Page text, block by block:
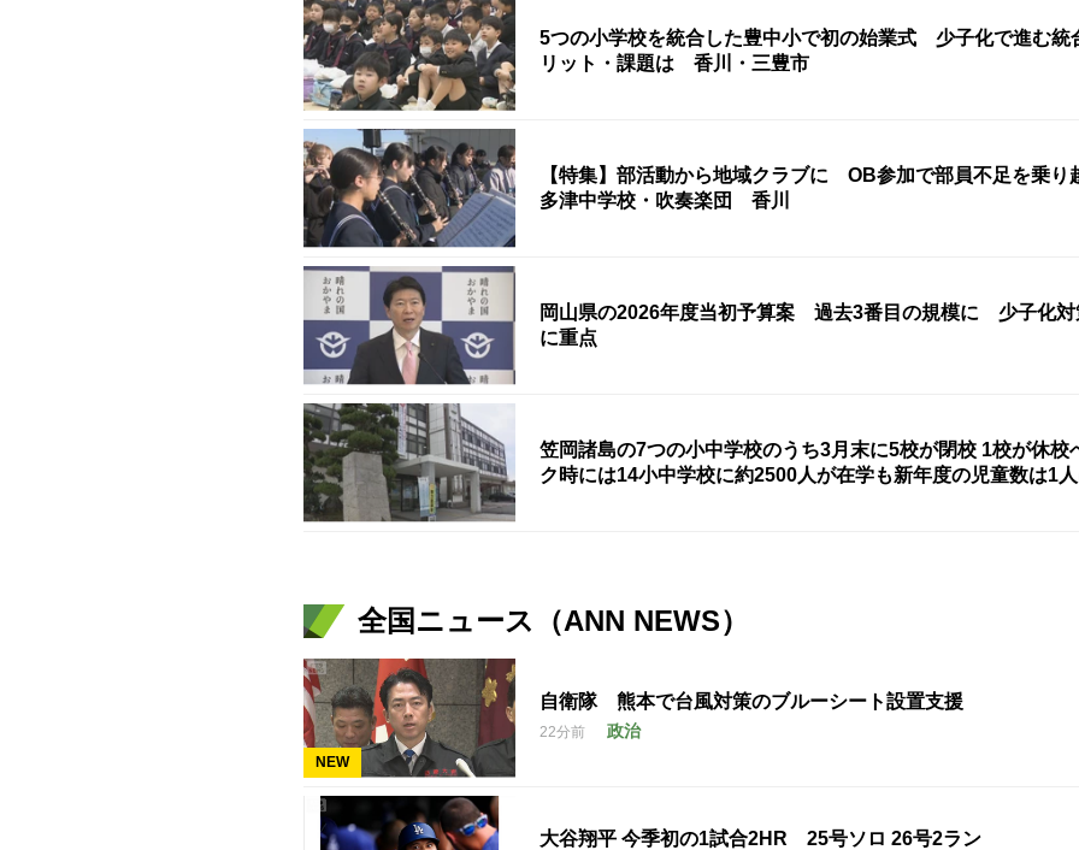
5つの小学校を統合した豊中小で初の始業式 少子化で進む
リット・課題は 香川・三豊市
【特集】部活動から地域クラブに OB参加で部員不足を乗り
多津中学校・吹奏楽団 香川
岡山県の2026年度当初予算案 過去3番目の規模に 少子化対
に重点
笠岡諸島の7つの小中学校のうち3月末に5校が閉校 1校が休
ク時には14小中学校に約2500人が在学も新年度の児童数は1
全国ニュース（ANN NEWS）
NEW
自衛隊 熊本で台風対策のブルーシート設置支援
22分前 政治
大谷翔平 今季初の1試合2HR 25号ソロ 26号2ラン